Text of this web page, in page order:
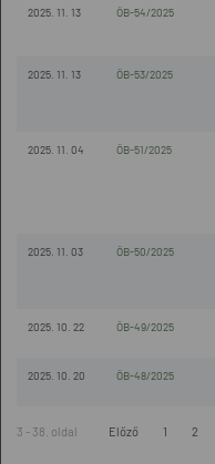
2025. 11. 13 ÖB-54/2025
2025. 11. 13 ÖB-53/2025
2025. 11. 04 ÖB-51/2025
2025. 11. 03 ÖB-50/2025
2025. 10. 22 ÖB-49/2025
2025. 10. 20 ÖB-48/2025
3 - 38. oldal Előző 1 2